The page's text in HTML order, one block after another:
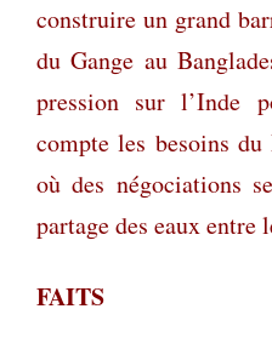
construire un grand
du Gange au
pression sur l’Inde
compte les besoins
où des négociations
partage des eaux entre
FAITS